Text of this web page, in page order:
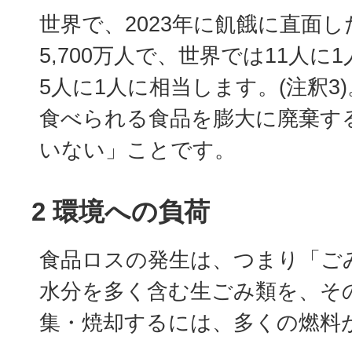
世界で、2023年に飢餓に直面し
5,700万人で、世界では11人に
5人に1人に相当します。(注釈
食べられる食品を膨大に廃棄す
いない」ことです。
2 環境への負荷
食品ロスの発生は、つまり「ご
水分を多く含む生ごみ類を、そ
集・焼却するには、多くの燃料